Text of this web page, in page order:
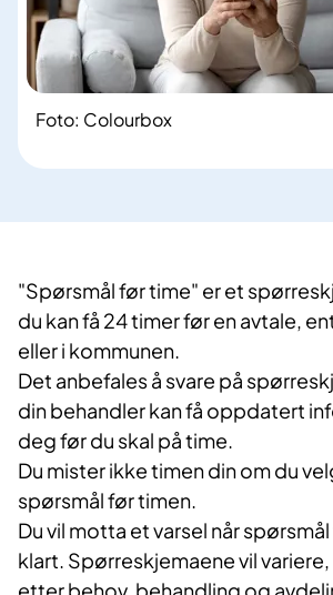
Foto: Colourbox
"Spørsmål før time" er et
du kan få 24 timer før en avtale,
eller i kommunen.
Det anbefales å svare på
din behandler kan få oppdatert
deg før du skal på time.
Du mister ikke timen din om du
spørsmål før timen.
Du vil motta et varsel når
klart. Spørreskjemaene vil